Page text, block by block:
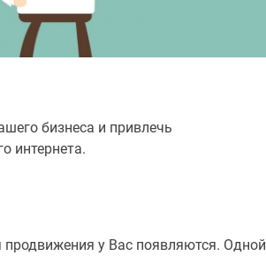
бизнеса и привлечь
интернета.
продвижения у Вас появляются. Одной